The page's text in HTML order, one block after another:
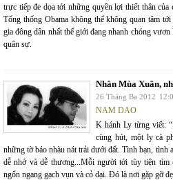
trực tiếp đe dọa tới những quyền lợi thiết thân
Tổng thống Obama không thể không quan tâm
gia đông dân nhất thế giới đang nhanh chóng
quân sự.
Nhân Mùa Xuân,
26 Tháng Ba 2012
NAM DAO
K hánh Ly từng viết:
cùng hút, một ly cà
những tờ báo nhàu nát trải dưới đất. Tình bạn, tình
dễ nhớ và dễ thương...Mỗi người tới tùy tiện tìm
ngổn ngang gạch vụn và cỏ dại. Đó là nơi gặp gỡ